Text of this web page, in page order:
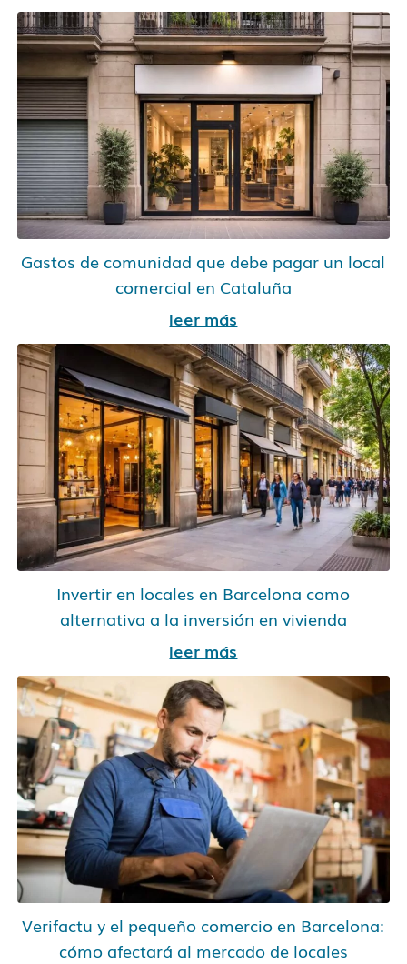
Gastos de comunidad que debe pagar un local
comercial en Cataluña
leer más
Invertir en locales en Barcelona como
alternativa a la inversión en vivienda
leer más
Verifactu y el pequeño comercio en Barcelona:
cómo afectará al mercado de locales